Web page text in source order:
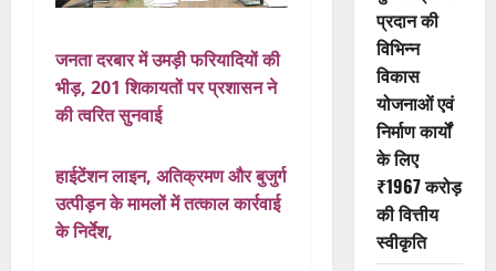
जनता दरबार में उमड़ी फरियादियों की
भीड़, 201 शिकायतों पर प्रशासन ने
की त्वरित सुनवाई
हाईटेंशन लाइन, अतिक्रमण और बुजुर्ग
उत्पीड़न के मामलों में तत्काल कार्रवाई
के निर्देश,
प्रदान की
विभिन्न
विकास
योजनाओं एवं
निर्माण कार्यों
के लिए
₹1967 करोड़
की वित्तीय
स्वीकृति